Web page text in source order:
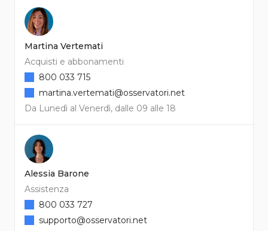
Martina Vertemati
Acquisti e abbonamenti
Da Lunedì al Venerdì, dalle 09 alle 18
800 033 715
martina.vertemati@osservatori.net
Alessia Barone
Assistenza
800 033 727
supporto@osservatori.net